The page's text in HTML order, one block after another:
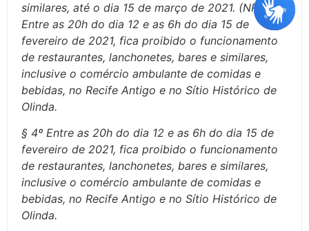
similares, até o dia 15 de março de 2021. (NR) § 4º
Entre as 20h do dia 12 e as 6h do dia 15 de
fevereiro de 2021, fica proibido o funcionamento
de restaurantes, lanchonetes, bares e similares,
inclusive o comércio ambulante de comidas e
bebidas, no Recife Antigo e no Sítio Histórico de
Olinda.
§ 4º Entre as 20h do dia 12 e as 6h do dia 15 de
fevereiro de 2021, fica proibido o funcionamento
de restaurantes, lanchonetes, bares e similares,
inclusive o comércio ambulante de comidas e
bebidas, no Recife Antigo e no Sítio Histórico de
Olinda.